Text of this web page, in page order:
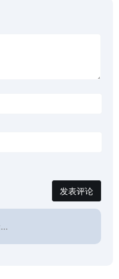
发表评论